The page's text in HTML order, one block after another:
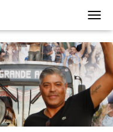
G
G
L
E
N
A
V
I